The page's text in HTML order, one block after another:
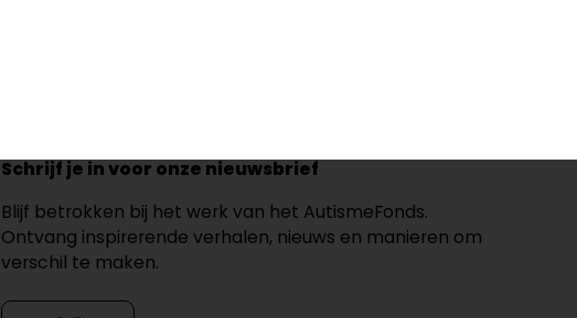
Schrijf je in voor onze nieuwsbrief
Blijf betrokken bij het werk van het AutismeFonds.
Ontvang inspirerende verhalen, nieuws en manieren om
verschil te maken.